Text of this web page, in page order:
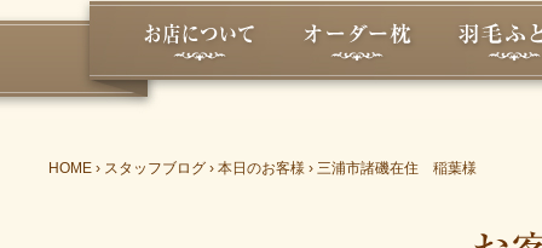
HOME › スタッフブログ › 本日のお客様 › 三浦市諸磯在住 稲葉様